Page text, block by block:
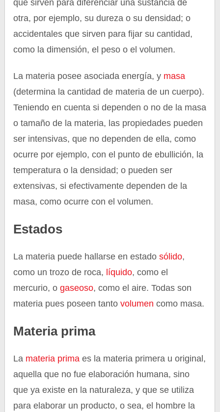
que sirven para diferenciar una sustancia de
otra, por ejemplo, su dureza o su densidad; o
accidentales que sirven para fijar su cantidad,
como la dimensión, el peso o el volumen.
La materia posee asociada energía, y masa
(determina la cantidad de materia de un cuerpo).
Teniendo en cuenta si dependen o no de la masa
o tamaño de la materia, las propiedades pueden
ser intensivas, que no dependen de ella, como
ocurre por ejemplo, con el punto de ebullición, la
temperatura o la densidad; o pueden ser
extensivas, si efectivamente dependen de la
masa, como ocurre con el volumen.
Estados
La materia puede hallarse en estado sólido,
como un trozo de roca, líquido, como el
mercurio, ogaseoso, como el aire. Todas son
materia pues poseen tantovolumen como masa.
Materia prima
La materia prima es la materia primera u original,
aquella que no fue elaboración humana, sino
que ya existe en la naturaleza, y que se utiliza
para elaborar un producto, o sea, el hombre la